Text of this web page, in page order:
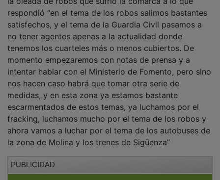
respondió “en el tema de los robos salimos bastantes
satisfechos, y el tema de la Guardia Civil pasamos a
no tener agentes apenas a la actualidad donde
tenemos los cuarteles más o menos cubiertos. De
momento empezaremos con notas de prensa y a
intentar hablar con el Ministerio de Fomento, pero sino
nos hacen caso habrá que tomar otra serie de
medidas, y en esta zona ya estamos bastante
escarmentados de estos temas, ya luchamos por el
fracking, luchamos mucho por el tema de los robos y
ahora vamos a luchar por el tema de los autobuses de
la zona de Molina y los trenes de Sigüenza”